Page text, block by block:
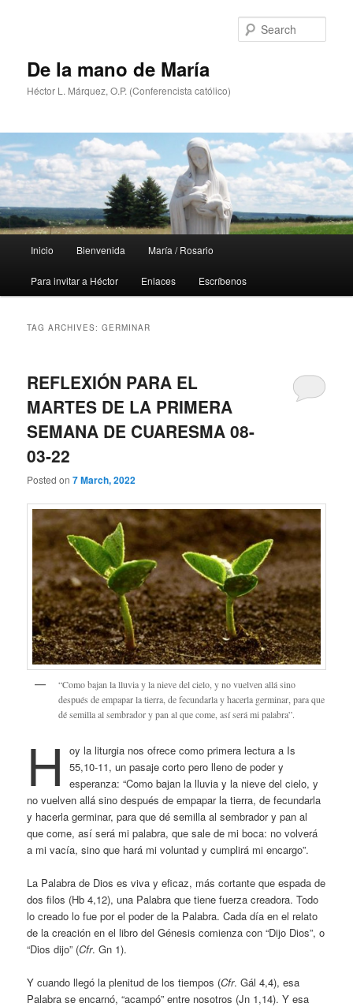
De la mano de María
Héctor L. Márquez, O.P. (Conferencista católico)
Inicio Bienvenida María / Rosario
Para invitar a Héctor Enlaces Escríbenos
TAG ARCHIVES:GERMINAR
REFLEXIÓN PARA EL
MARTES DE LA PRIMERA
SEMANA DE CUARESMA 08-
03-22
Posted on7 March, 2022
“Como bajan la lluvia y la nieve del cielo, y no vuelven allá sino
después de empapar la tierra, de fecundarla y hacerla germinar, para que
dé semilla al sembrador y pan al que come, así será mi palabra”.
H
oy la liturgia nos ofrece como primera lectura a Is
55,10-11, un pasaje corto pero lleno de poder y
esperanza: “Como bajan la lluvia y la nieve del cielo, y
no vuelven allá sino después de empapar la tierra, de fecundarla
y hacerla germinar, para que dé semilla al sembrador y pan al
que come, así será mi palabra, que sale de mi boca: no volverá
a mi vacía, sino que hará mi voluntad y cumplirá mi encargo”.
La Palabra de Dios es viva y eficaz, más cortante que espada de
dos filos (Hb 4,12), una Palabra que tiene fuerza creadora. Todo
lo creado lo fue por el poder de la Palabra. Cada día en el relato
de la creación en el libro del Génesis comienza con “Dijo Dios”, o
“Dios dijo” (Cfr. Gn 1).
Y cuando llegó la plenitud de los tiempos (Cfr. Gál 4,4), esa
Palabra se encarnó, “acampó” entre nosotros (Jn 1,14). Y esa